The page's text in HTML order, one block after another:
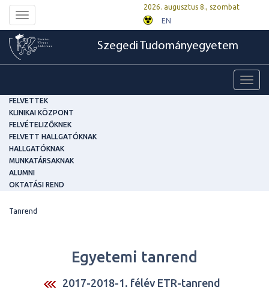
Toggle
navigation
2026. augusztus 8., szombat
EN
Szegedi Tudományegyetem
FELVETTEK
KLINIKAI KÖZPONT
FELVÉTELIZŐKNEK
FELVETT HALLGATÓKNAK
HALLGATÓKNAK
MUNKATÁRSAKNAK
ALUMNI
OKTATÁSI REND
Tanrend
Egyetemi tanrend
2017-2018-1. félév ETR-tanrend